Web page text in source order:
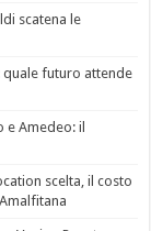
scatena le
quale futuro attende
e Amedeo: il
scelta, il costo